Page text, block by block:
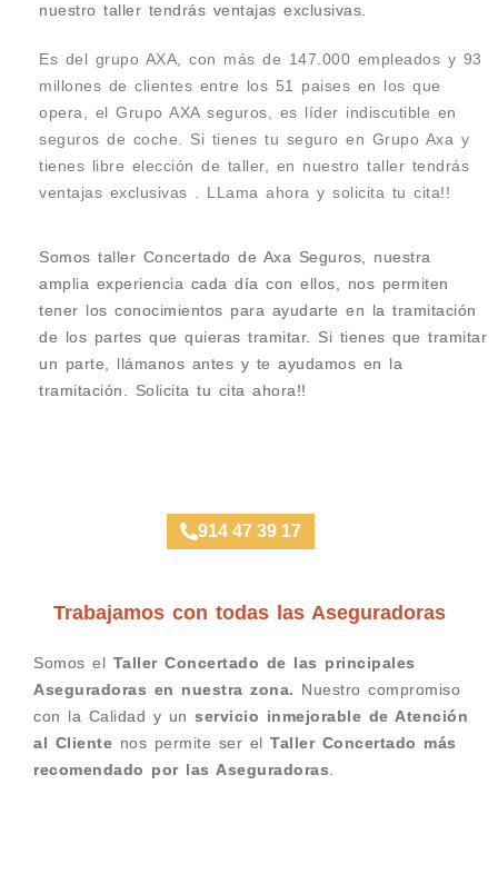
nuestro taller tendrás ventajas exclusivas.
Es del grupo AXA, con más de 147.000 empleados y 93
millones de clientes entre los 51 paises en los que
opera, el Grupo AXA seguros, es líder indiscutible en
seguros de coche. Si tienes tu seguro en Grupo Axa y
tienes libre elección de taller, en nuestro taller tendrás
ventajas exclusivas . LLama ahora y solicita tu cita!!
Somos taller Concertado de Axa Seguros, nuestra
amplia experiencia cada día con ellos, nos permiten
tener los conocimientos para ayudarte en la tramitación
de los partes que quieras tramitar. Si tienes que tramitar
un parte, llámanos antes y te ayudamos en la
tramitación. Solicita tu cita ahora!!
914 47 39 17
Trabajamos con todas las Aseguradoras
Somos el Taller Concertado de las principales
Aseguradoras en nuestra zona. Nuestro compromiso
con la Calidad y un servicio inmejorable de Atención
al Cliente nos permite ser el Taller Concertado más
recomendado por las Aseguradoras.